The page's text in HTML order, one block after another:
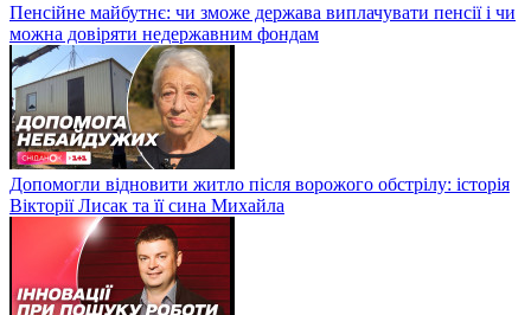
Пенсійне майбутнє: чи зможе держава виплачувати пенсії і чи
можна довіряти недержавним фондам
Допомогли відновити житло після ворожого обстрілу: історія
Вікторії Лисак та її сина Михайла